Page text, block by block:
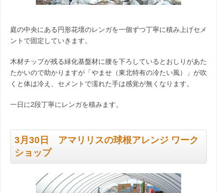
庭の中央にある円形花壇のレンガを一個ずつ丁寧に積み上げセメ
ントで固定していきます。
木材チップが残る緑化基盤材に腰を下ろしているとおしりがあた
たかいので助かりますが「やませ（東北特有の冷たい風）」が吹
くと体は冷え、セメントで濡れた手は感覚が無くなります。
一日に2段丁寧にレンガを積みます。
3月30日 アマリリスの球根アレンジ ワーク
ショップ